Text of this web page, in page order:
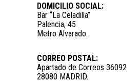
DOMICILIO SOCIAL:
Bar “La Celadilla”
Palencia, 45
Metro Alvarado.
CORREO POSTAL:
Apartado de Correos 36092
28080 MADRID.